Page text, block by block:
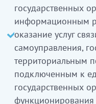
бірыңғай көлік
ақпараттық
ведомствоаралық
жұмыс істеуін
органдардың
қосылған
органдарына,
государственных
информационным
оказание услуг
самоуправления,
территориальным
подключенным к
государственных